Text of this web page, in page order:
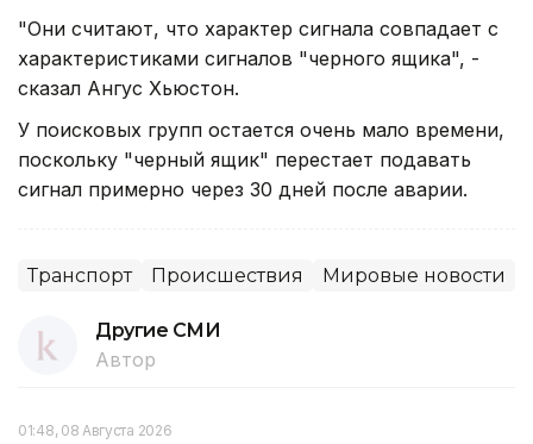
"Они считают, что характер сигнала совпадает с
характеристиками сигналов "черного ящика", -
сказал Ангус Хьюстон.
У поисковых групп остается очень мало времени,
поскольку "черный ящик" перестает подавать
сигнал примерно через 30 дней после аварии.
Транспорт Происшествия Мировые новости
Другие СМИ
Автор
01:48, 08 Августа 2026